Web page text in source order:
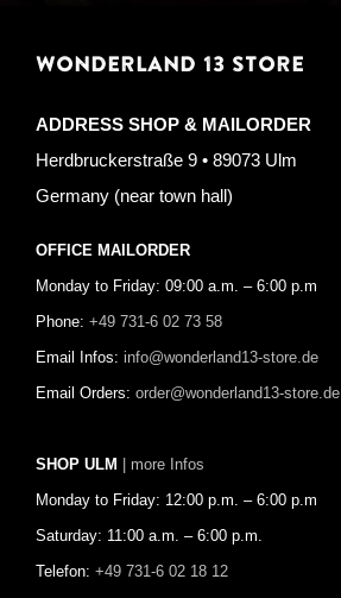
WONDERLAND 13 STORE
ADDRESS SHOP & MAILORDER
Herdbruckerstraße 9 • 89073 Ulm
Germany (near town hall)
OFFICE MAILORDER
Monday to Friday: 09:00 a.m. – 6:00 p.m
Phone: +49 731-6 02 73 58
Email Infos: info@wonderland13-store.de
Email Orders: order@wonderland13-store.de
SHOP ULM | more Infos
Monday to Friday: 12:00 p.m. – 6:00 p.m
Saturday: 11:00 a.m. – 6:00 p.m.
Telefon: +49 731-6 02 18 12